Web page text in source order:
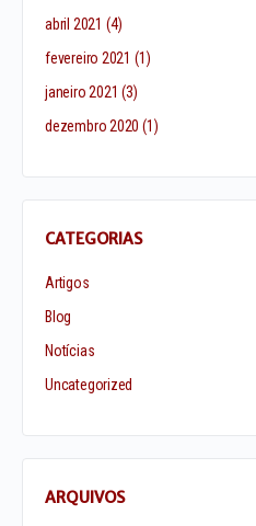
abril 2021 (4)
fevereiro 2021 (1)
janeiro 2021 (3)
dezembro 2020 (1)
CATEGORIAS
Artigos
Blog
Notícias
Uncategorized
ARQUIVOS